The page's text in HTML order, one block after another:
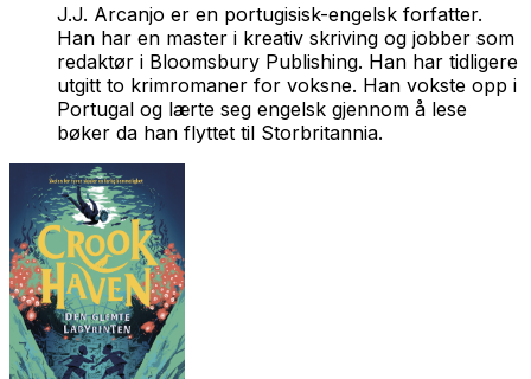
J.J. Arcanjo er en portugisisk-engelsk forfatter.
Han har en master i kreativ skriving og jobber som
redaktør i Bloomsbury Publishing. Han har tidligere
utgitt to krimromaner for voksne. Han vokste opp i
Portugal og lærte seg engelsk gjennom å lese
bøker da han flyttet til Storbritannia.